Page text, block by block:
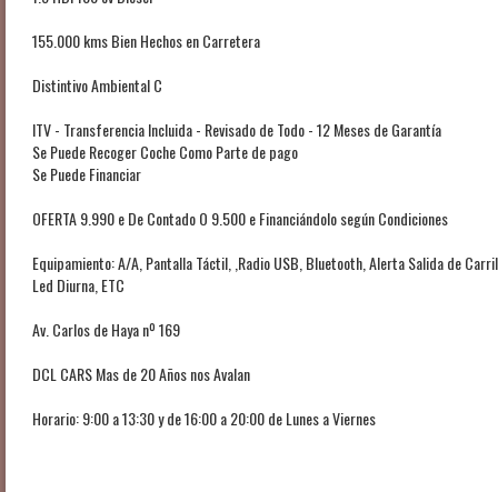
155.000 kms Bien Hechos en Carretera
Distintivo Ambiental C
ITV - Transferencia Incluida - Revisado de Todo - 12 Meses de Garantía
Se Puede Recoger Coche Como Parte de pago
Se Puede Financiar
OFERTA 9.990 e De Contado O 9.500 e Financiándolo según Condiciones
Equipamiento: A/A, Pantalla Táctil, ,Radio USB, Bluetooth, Alerta Salida de
Led Diurna, ETC
Av. Carlos de Haya nº 169
DCL CARS Mas de 20 Años nos Avalan
Horario: 9:00 a 13:30 y de 16:00 a 20:00 de Lunes a Viernes